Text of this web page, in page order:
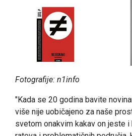
Fotografije: n1info
"Kada se 20 godina bavite
više nije uobičajeno za naše
svetom onakvim kakav on jeste